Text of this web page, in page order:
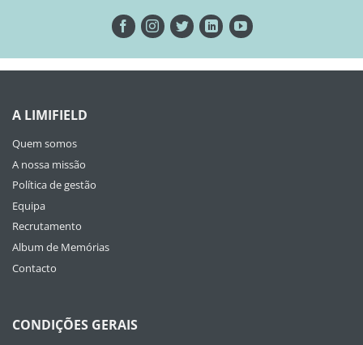
A LIMIFIELD
Quem somos
A nossa missão
Política de gestão
Equipa
Recrutamento
Album de Memórias
Contacto
CONDIÇÕES GERAIS